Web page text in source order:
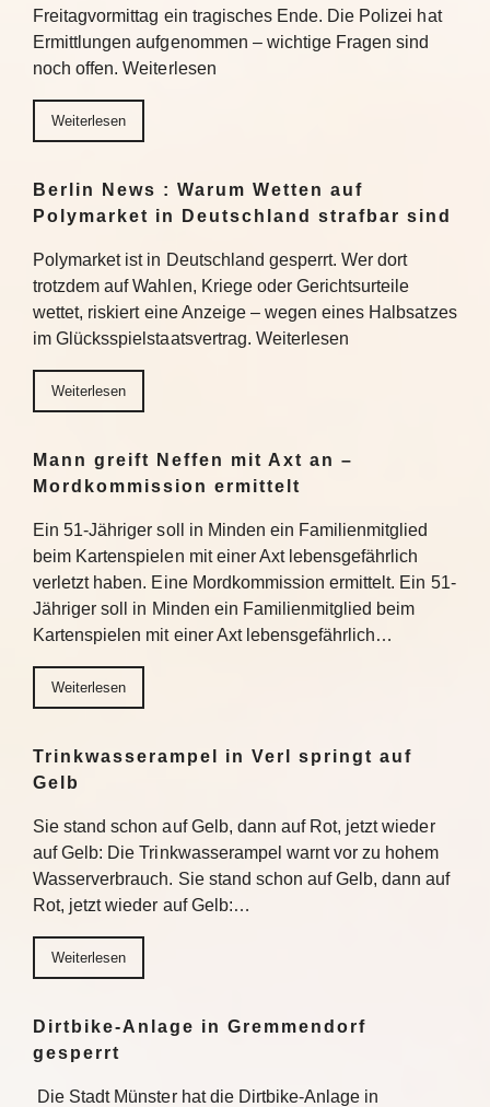
Freitagvormittag ein tragisches Ende. Die Polizei hat
Ermittlungen aufgenommen – wichtige Fragen sind
noch offen. Weiterlesen
Weiterlesen
Berlin News : Warum Wetten auf
Polymarket in Deutschland strafbar sind
Polymarket ist in Deutschland gesperrt. Wer dort
trotzdem auf Wahlen, Kriege oder Gerichtsurteile
wettet, riskiert eine Anzeige – wegen eines Halbsatzes
im Glücksspielstaatsvertrag. Weiterlesen
Weiterlesen
Mann greift Neffen mit Axt an –
Mordkommission ermittelt
Ein 51-Jähriger soll in Minden ein Familienmitglied
beim Kartenspielen mit einer Axt lebensgefährlich
verletzt haben. Eine Mordkommission ermittelt. Ein 51-
Jähriger soll in Minden ein Familienmitglied beim
Kartenspielen mit einer Axt lebensgefährlich…
Weiterlesen
Trinkwasserampel in Verl springt auf
Gelb
Sie stand schon auf Gelb, dann auf Rot, jetzt wieder
auf Gelb: Die Trinkwasserampel warnt vor zu hohem
Wasserverbrauch. Sie stand schon auf Gelb, dann auf
Rot, jetzt wieder auf Gelb:…
Weiterlesen
Dirtbike-Anlage in Gremmendorf
gesperrt
Die Stadt Münster hat die Dirtbike-Anlage in